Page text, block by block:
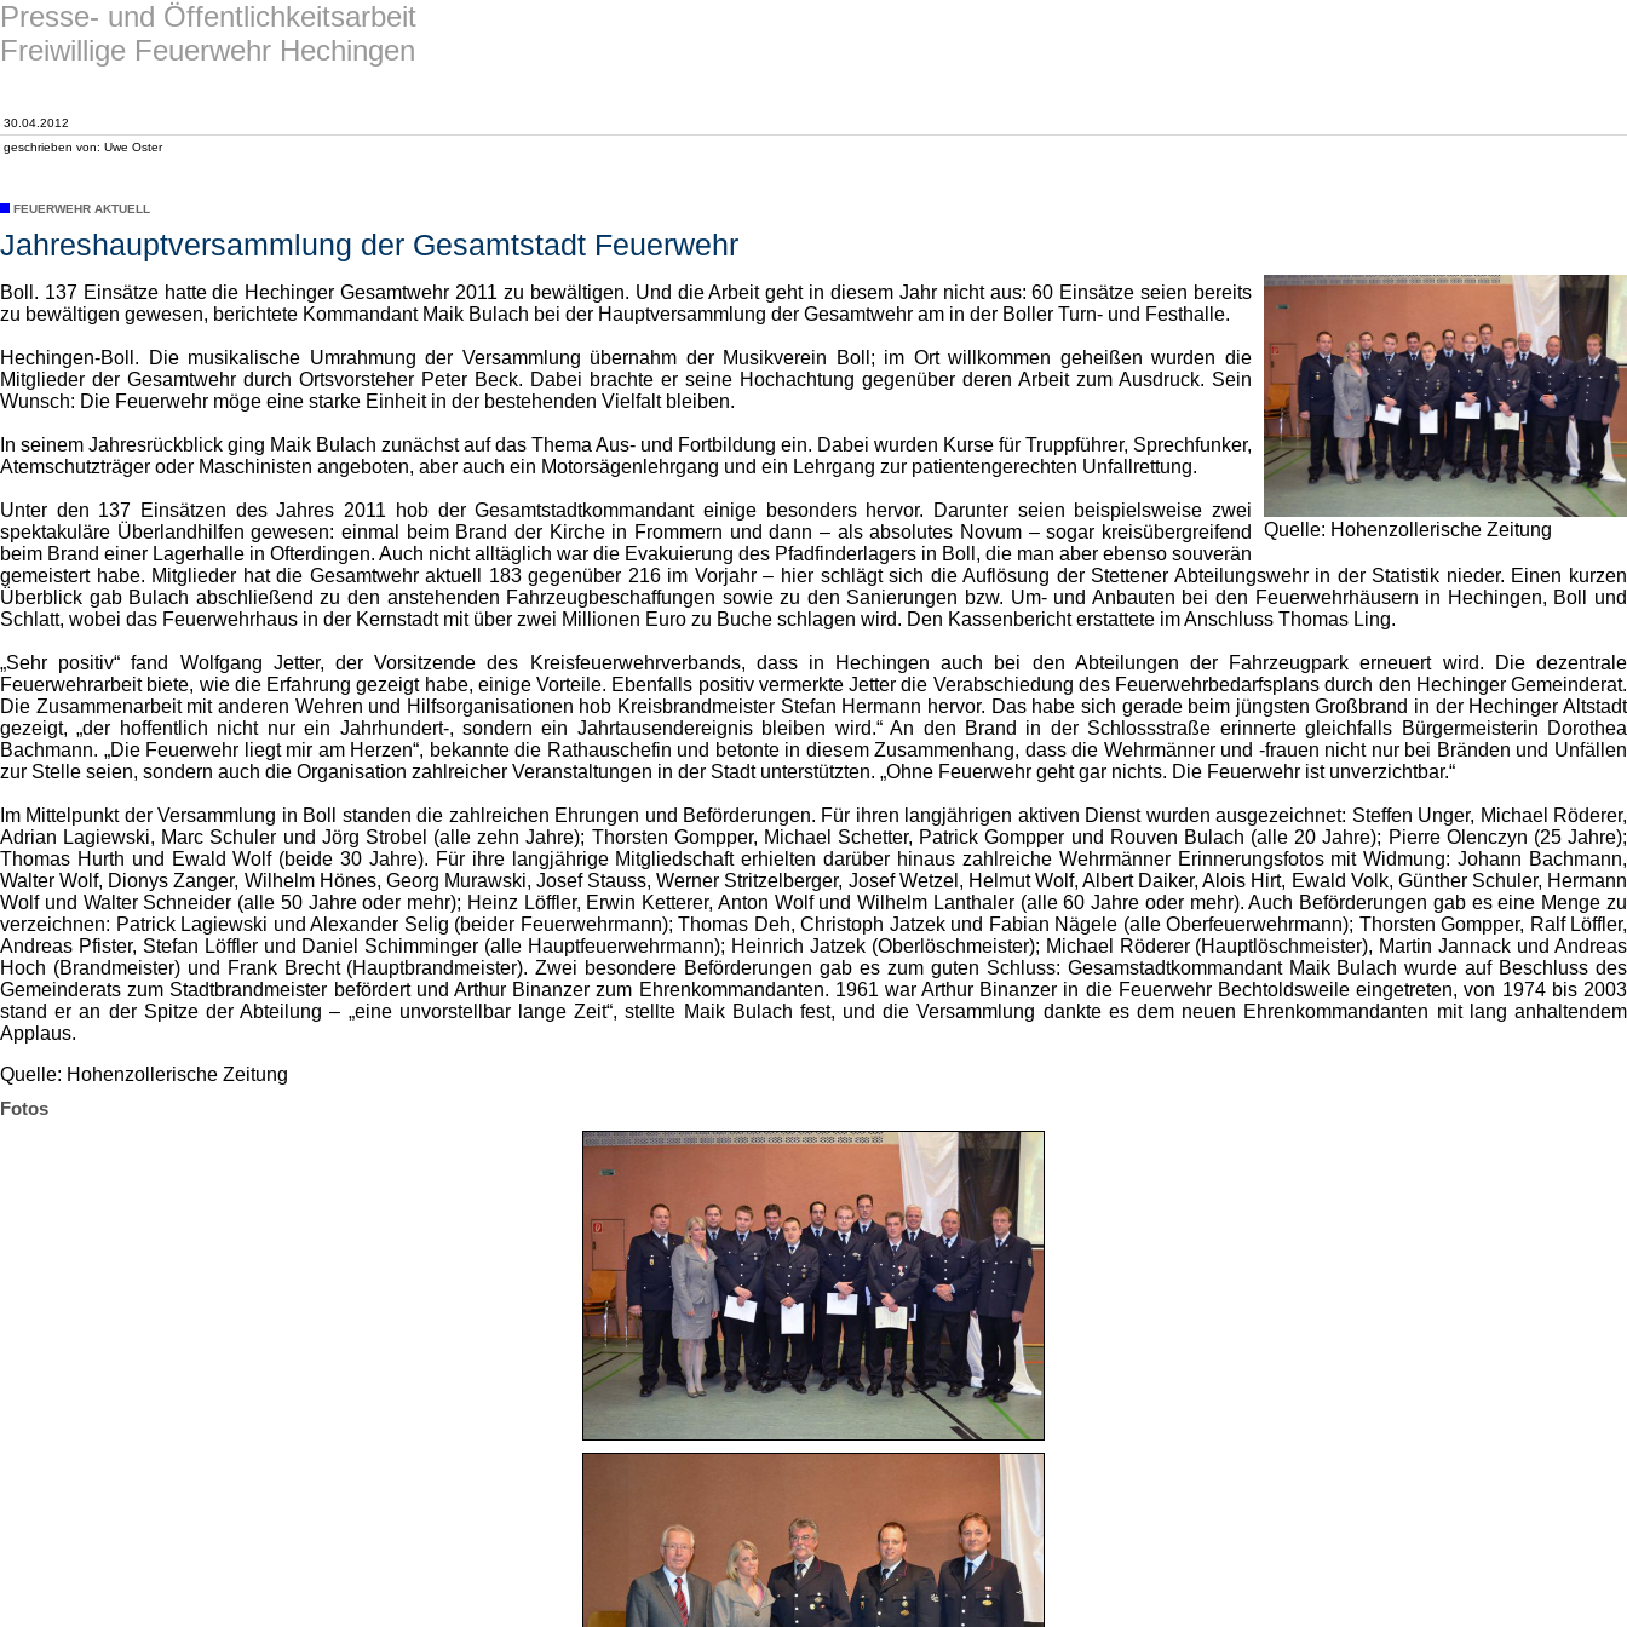
Presse- und Öffentlichkeitsarbeit
Freiwillige Feuerwehr Hechingen
30.04.2012
geschrieben von: Uwe Oster
FEUERWEHR AKTUELL
Jahreshauptversammlung der Gesamtstadt Feuerwehr
Quelle: Hohenzollerische Zeitung
Boll. 137 Einsätze hatte die Hechinger Gesamtwehr 2011 zu bewältigen. Und die Arbeit geht in diesem Jahr nicht aus: 60 Einsätze seien bereits
zu bewältigen gewesen, berichtete Kommandant Maik Bulach bei der Hauptversammlung der Gesamtwehr am in der Boller Turn- und Festhalle.
Hechingen-Boll. Die musikalische Umrahmung der Versammlung übernahm der Musikverein Boll; im Ort willkommen geheißen wurden die
Mitglieder der Gesamtwehr durch Ortsvorsteher Peter Beck. Dabei brachte er seine Hochachtung gegenüber deren Arbeit zum Ausdruck. Sein
Wunsch: Die Feuerwehr möge eine starke Einheit in der bestehenden Vielfalt bleiben.
In seinem Jahresrückblick ging Maik Bulach zunächst auf das Thema Aus- und Fortbildung ein. Dabei wurden Kurse für Truppführer, Sprechfunker,
Atemschutzträger oder Maschinisten angeboten, aber auch ein Motorsägenlehrgang und ein Lehrgang zur patientengerechten Unfallrettung.
Unter den 137 Einsätzen des Jahres 2011 hob der Gesamtstadtkommandant einige besonders hervor. Darunter seien beispielsweise zwei
spektakuläre Überlandhilfen gewesen: einmal beim Brand der Kirche in Frommern und dann – als absolutes Novum – sogar kreisübergreifend
beim Brand einer Lagerhalle in Ofterdingen. Auch nicht alltäglich war die Evakuierung des Pfadfinderlagers in Boll, die man aber ebenso souverän
gemeistert habe. Mitglieder hat die Gesamtwehr aktuell 183 gegenüber 216 im Vorjahr – hier schlägt sich die Auflösung der Stettener Abteilungswehr in der Statistik nieder. Einen kurzen
Überblick gab Bulach abschließend zu den anstehenden Fahrzeugbeschaffungen sowie zu den Sanierungen bzw. Um- und Anbauten bei den Feuerwehrhäusern in Hechingen, Boll und
Schlatt, wobei das Feuerwehrhaus in der Kernstadt mit über zwei Millionen Euro zu Buche schlagen wird. Den Kassenbericht erstattete im Anschluss Thomas Ling.
„Sehr positiv“ fand Wolfgang Jetter, der Vorsitzende des Kreisfeuerwehrverbands, dass in Hechingen auch bei den Abteilungen der Fahrzeugpark erneuert wird. Die dezentrale
Feuerwehrarbeit biete, wie die Erfahrung gezeigt habe, einige Vorteile. Ebenfalls positiv vermerkte Jetter die Verabschiedung des Feuerwehrbedarfsplans durch den Hechinger Gemeinderat.
Die Zusammenarbeit mit anderen Wehren und Hilfsorganisationen hob Kreisbrandmeister Stefan Hermann hervor. Das habe sich gerade beim jüngsten Großbrand in der Hechinger Altstadt
gezeigt, „der hoffentlich nicht nur ein Jahrhundert-, sondern ein Jahrtausendereignis bleiben wird.“ An den Brand in der Schlossstraße erinnerte gleichfalls Bürgermeisterin Dorothea
Bachmann. „Die Feuerwehr liegt mir am Herzen“, bekannte die Rathauschefin und betonte in diesem Zusammenhang, dass die Wehrmänner und -frauen nicht nur bei Bränden und Unfällen
zur Stelle seien, sondern auch die Organisation zahlreicher Veranstaltungen in der Stadt unterstützten. „Ohne Feuerwehr geht gar nichts. Die Feuerwehr ist unverzichtbar.“
Im Mittelpunkt der Versammlung in Boll standen die zahlreichen Ehrungen und Beförderungen. Für ihren langjährigen aktiven Dienst wurden ausgezeichnet: Steffen Unger, Michael Röderer,
Adrian Lagiewski, Marc Schuler und Jörg Strobel (alle zehn Jahre); Thorsten Gompper, Michael Schetter, Patrick Gompper und Rouven Bulach (alle 20 Jahre); Pierre Olenczyn (25 Jahre);
Thomas Hurth und Ewald Wolf (beide 30 Jahre). Für ihre langjährige Mitgliedschaft erhielten darüber hinaus zahlreiche Wehrmänner Erinnerungsfotos mit Widmung: Johann Bachmann,
Walter Wolf, Dionys Zanger, Wilhelm Hönes, Georg Murawski, Josef Stauss, Werner Stritzelberger, Josef Wetzel, Helmut Wolf, Albert Daiker, Alois Hirt, Ewald Volk, Günther Schuler, Hermann
Wolf und Walter Schneider (alle 50 Jahre oder mehr); Heinz Löffler, Erwin Ketterer, Anton Wolf und Wilhelm Lanthaler (alle 60 Jahre oder mehr). Auch Beförderungen gab es eine Menge zu
verzeichnen: Patrick Lagiewski und Alexander Selig (beider Feuerwehrmann); Thomas Deh, Christoph Jatzek und Fabian Nägele (alle Oberfeuerwehrmann); Thorsten Gompper, Ralf Löffler,
Andreas Pfister, Stefan Löffler und Daniel Schimminger (alle Hauptfeuerwehrmann); Heinrich Jatzek (Oberlöschmeister); Michael Röderer (Hauptlöschmeister), Martin Jannack und Andreas
Hoch (Brandmeister) und Frank Brecht (Hauptbrandmeister). Zwei besondere Beförderungen gab es zum guten Schluss: Gesamstadtkommandant Maik Bulach wurde auf Beschluss des
Gemeinderats zum Stadtbrandmeister befördert und Arthur Binanzer zum Ehrenkommandanten. 1961 war Arthur Binanzer in die Feuerwehr Bechtoldsweile eingetreten, von 1974 bis 2003
stand er an der Spitze der Abteilung – „eine unvorstellbar lange Zeit“, stellte Maik Bulach fest, und die Versammlung dankte es dem neuen Ehrenkommandanten mit lang anhaltendem
Applaus.
Quelle: Hohenzollerische Zeitung
Fotos